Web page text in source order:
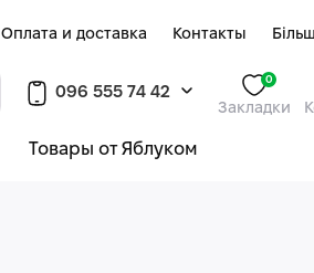
Оплата и доставка Контакты
096 555 74 42
Закладки
0
Товары от Яблуком